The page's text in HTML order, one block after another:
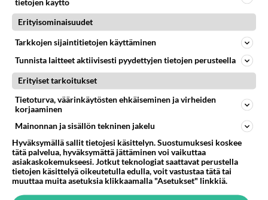
2026-07-05 07:03:43
Anonyymi00020kirjoitti:
Vai sellasta sitten.
Mitenkäs hän sitten pelleili, voitko kertoa?
tarinallisuudet kun taas änkeät kyselemään
trollaavalta apäijältä lisää tietoa jostain aivan
avaruudellisesta. Ja sitten joku on mennyt
naimisiinkin, mitä tuumaat tuosta guben provon
tietojen käyttö
Erityisominaisuudet
Tarkkojen sijaintitietojen käyttäminen
Tunnista laitteet aktiivisesti pyydettyjen tietojen perusteella
Erityiset tarkoitukset
Tietoturva, väärinkäytösten ehkäiseminen ja virheiden
korjaaminen
Mainonnan ja sisällön tekninen jakelu
Hyväksymällä sallit tietojesi käsittelyn. Suostumuksesi koskee
tätä palvelua, hyväksymättä jättäminen voi vaikuttaa
asiakaskokemukseesi. Jotkut teknologiat saattavat perustella
tietojen käsittelyä oikeutetulla edulla, voit vastustaa tätä tai
muuttaa muita asetuksia klikkaamalla "Asetukset" linkkiä.